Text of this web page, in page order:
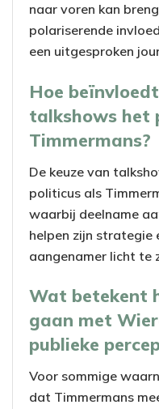
naar voren kan
polariserende
een uitgesproken
Hoe
talkshows het
Timmermans?
De keuze van
politicus als
waarbij deelname
helpen zijn strategie
aangenamer licht te
Wat betekent
gaan met
publieke
Voor sommige
dat Timmermans